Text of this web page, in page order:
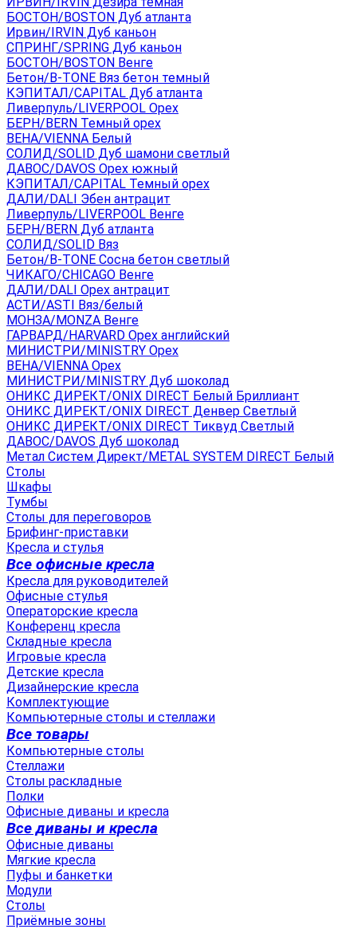
БОСТОН/BOSTON Дуб атланта
Ирвин/IRVIN Дуб каньон
СПРИНГ/SPRING Дуб каньон
БОСТОН/BOSTON Венге
Бетон/B-TONE Вяз бетон темный
КЭПИТАЛ/CAPITAL Дуб атланта
Ливерпуль/LIVERPOOL Орех
БЕРН/BERN Темный орех
ВЕНА/VIENNA Белый
СОЛИД/SOLID Дуб шамони светлый
ДАВОС/DAVOS Орех южный
КЭПИТАЛ/CAPITAL Темный орех
ДАЛИ/DALI Эбен антрацит
Ливерпуль/LIVERPOOL Венге
БЕРН/BERN Дуб атланта
СОЛИД/SOLID Вяз
Бетон/B-TONE Сосна бетон светлый
ЧИКАГО/CHICAGO Венге
ДАЛИ/DALI Орех антрацит
АСТИ/ASTI Вяз/белый
МОНЗА/MONZA Венге
ГАРВАРД/HARVARD Орех английский
МИНИСТРИ/MINISTRY Орех
ВЕНА/VIENNA Орех
МИНИСТРИ/MINISTRY Дуб шоколад
ОНИКС ДИРЕКТ/ONIX DIRECT Белый Бриллиант
ОНИКС ДИРЕКТ/ONIX DIRECT Денвер Светлый
ОНИКС ДИРЕКТ/ONIX DIRECT Тиквуд Светлый
ДАВОС/DAVOS Дуб шоколад
Метал Систем Директ/METAL SYSTEM DIRECT Белый
Столы
Шкафы
Тумбы
Столы для переговоров
Брифинг-приставки
Кресла и стулья
Все офисные кресла
Кресла для руководителей
Офисные стулья
Операторские кресла
Конференц кресла
Складные кресла
Игровые кресла
Детские кресла
Дизайнерские кресла
Комплектующие
Компьютерные столы и стеллажи
Все товары
Компьютерные столы
Стеллажи
Столы раскладные
Полки
Офисные диваны и кресла
Все диваны и кресла
Офисные диваны
Мягкие кресла
Пуфы и банкетки
Модули
Столы
Приёмные зоны